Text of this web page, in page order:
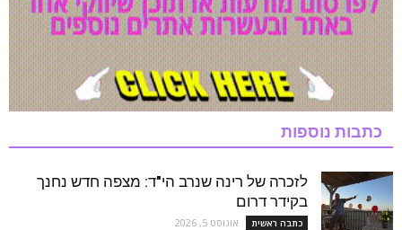
כתבות נוספות
לזכרה של רינה שנרב הי"ד: מצפה חדש נחנך
בקידר דרום
כתבה ראשית אוגוסט 5, 2026